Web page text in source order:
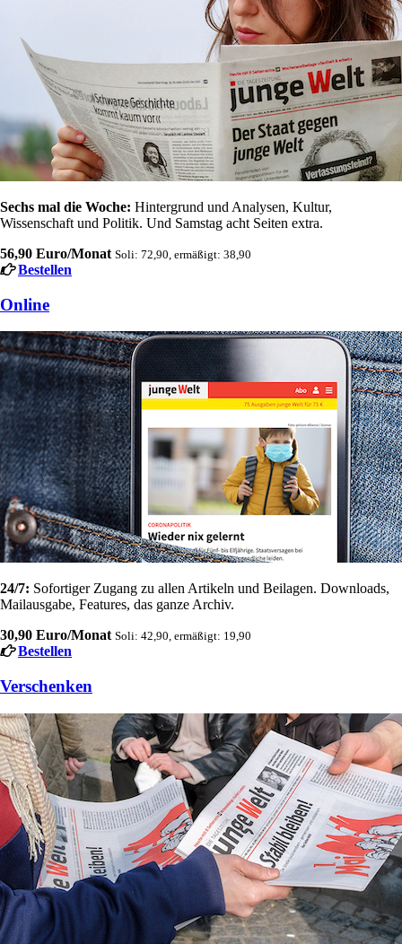
Sechs mal die Woche: Hintergrund und Analysen, Kultur,
Wissenschaft und Politik. Und Samstag acht Seiten extra.
56,90 Euro/Monat Soli: 72,90, ermäßigt: 38,90
Bestellen
Online
24/7: Sofortiger Zugang zu allen Artikeln und Beilagen. Downloads,
Mailausgabe, Features, das ganze Archiv.
30,90 Euro/Monat Soli: 42,90, ermäßigt: 19,90
Bestellen
Verschenken